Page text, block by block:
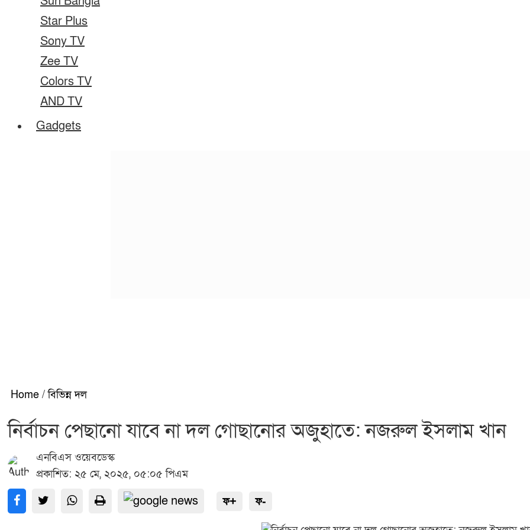
Star Plus
Sony TV
Zee TV
Colors TV
AND TV
Gadgets
Home / বিভিন্ন দল
নির্বাচন পেছানো যাবে না দল গোছানোর অজুহাতে: নজরুল ইসলাম খান
এনবিএস ওয়েবডেস্ক
প্রকাশিত: ২৫ মে, ২০২৫, ০৫:০৫ পিএম
ফ+ ফ-